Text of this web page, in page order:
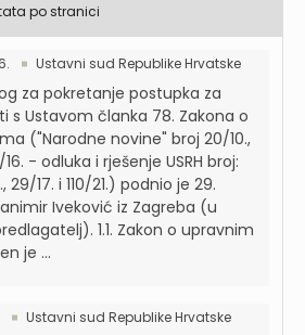
po stranici
Ustavni sud Republike Hrvatske
za pokretanje postupka za
s Ustavom članka 78. Zakona o
("Narodne novine" broj 20/10.,
16. - odluka i rješenje USRH broj:
29/17. i 110/21.) podnio je 29.
Iveković iz Zagreba (u
1.1. Zakon o upravnim
je ...
Ustavni sud Republike Hrvatske